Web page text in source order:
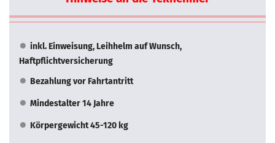
inkl. Einweisung, Leihhelm auf Wunsch,
Haftpflichtversicherung
Bezahlung vor Fahrtantritt
Mindestalter 14 Jahre
Körpergewicht 45-120 kg